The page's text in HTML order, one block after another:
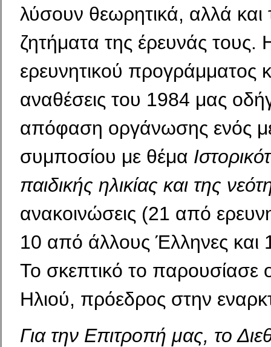
λύσουν θεωρητικά, αλλά και
ζητήματα της έρευνάς
ερευνητικού προγράμματος
αναθέσεις του 1984 μας
απόφαση οργάνωσης ενός
συμποσίου με θέμα
παιδικής ηλικίας και της
ανακοινώσεις (21 από
10 από άλλους Έλληνες και
Το σκεπτικό το παρουσίασε
Ηλιού, πρόεδρος στην
Για την Επιτροπή μας, το